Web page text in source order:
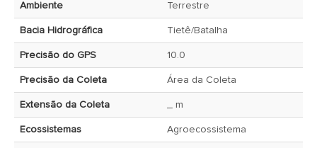
Ambiente Terrestre
Bacia Hidrográfica Tietê/Batalha
Precisão do GPS 10.0
Precisão da Coleta Área da Coleta
Extensão da Coleta _ m
Ecossistemas Agroecossistema